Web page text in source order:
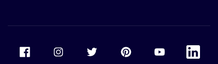
Accor Facebook Accor TwitterAccor PinterestAccor Youtube
Accor